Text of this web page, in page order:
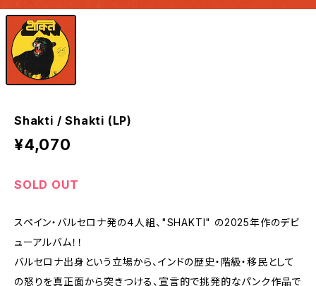
Shakti / Shakti (LP)
¥4,070
SOLD OUT
スペイン・バルセロナ発の４人組、"SHAKTI" の2025年作のデビ
ューアルバム！！
バルセロナ出身という立場から、インドの歴史・階級・移民として
の怒りを真正面から突きつける、宣言的で挑発的なパンク作品で